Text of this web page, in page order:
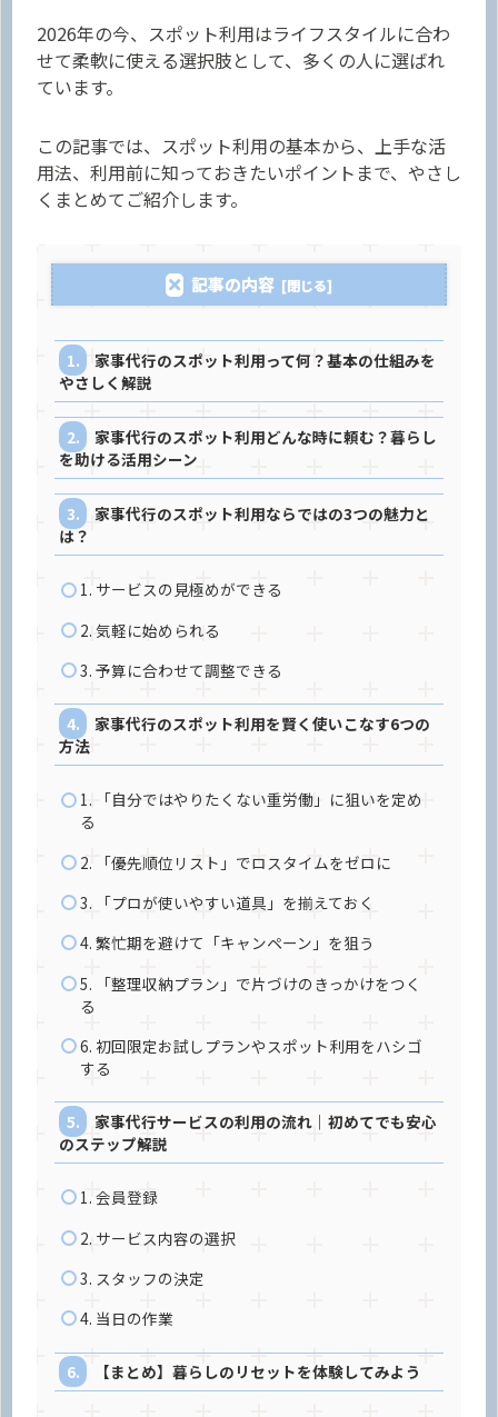
2026年の今、スポット利用はライフスタイルに合わ
せて柔軟に使える選択肢として、多くの人に選ばれ
ています。
この記事では、スポット利用の基本から、上手な活
用法、利用前に知っておきたいポイントまで、やさし
くまとめてご紹介します。
記事の内容
家事代行のスポット利用って何？基本の仕組みを
やさしく解説
家事代行のスポット利用どんな時に頼む？暮らし
を助ける活用シーン
家事代行のスポット利用ならではの3つの魅力と
は？
1. サービスの見極めができる
2. 気軽に始められる
3. 予算に合わせて調整できる
家事代行のスポット利用を賢く使いこなす6つの
方法
1. 「自分ではやりたくない重労働」に狙いを定め
る
2. 「優先順位リスト」でロスタイムをゼロに
3. 「プロが使いやすい道具」を揃えておく
4. 繁忙期を避けて「キャンペーン」を狙う
5. 「整理収納プラン」で片づけのきっかけをつく
る
6. 初回限定お試しプランやスポット利用をハシゴ
する
家事代行サービスの利用の流れ｜初めてでも安心
のステップ解説
1. 会員登録
2. サービス内容の選択
3. スタッフの決定
4. 当日の作業
【まとめ】暮らしのリセットを体験してみよう